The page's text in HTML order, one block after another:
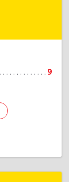
9